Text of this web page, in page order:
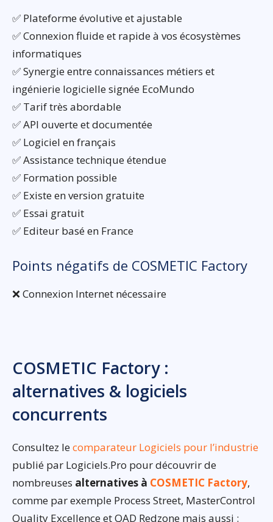
✅ Plateforme évolutive et ajustable
✅ Connexion fluide et rapide à vos écosystèmes
informatiques
✅ Synergie entre connaissances métiers et
ingénierie logicielle signée EcoMundo
✅ Tarif très abordable
✅ API ouverte et documentée
✅ Logiciel en français
✅ Assistance technique étendue
✅ Formation possible
✅ Existe en version gratuite
✅ Essai gratuit
✅ Editeur basé en France
Points négatifs de COSMETIC Factory
❌ Connexion Internet nécessaire
COSMETIC Factory :
alternatives & logiciels
concurrents
Consultez lecomparateur Logiciels pour l’industrie
publié par Logiciels.Pro pour découvrir de
nombreuses alternatives à COSMETIC Factory,
comme par exemple Process Street, MasterControl
Quality Excellence et QAD Redzone mais aussi :